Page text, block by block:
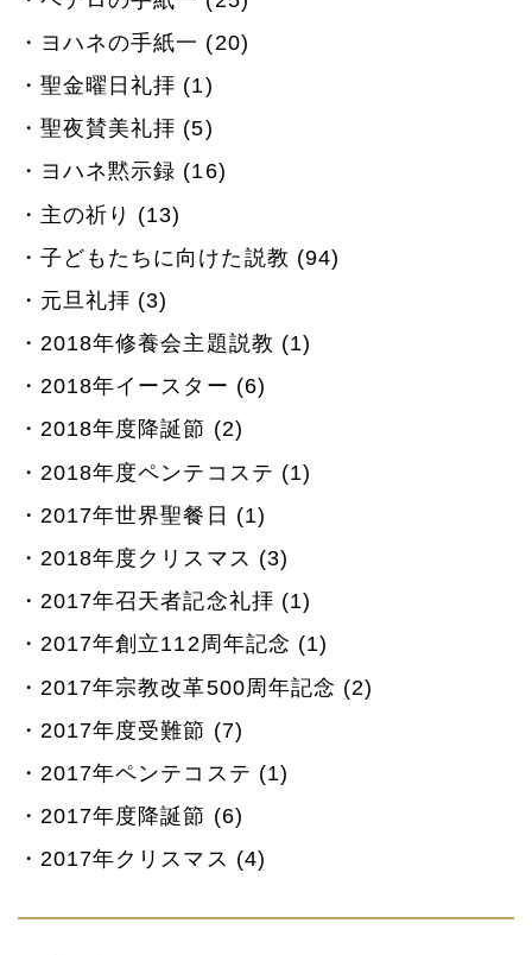
ヨハネの手紙一 (20)
聖金曜日礼拝 (1)
聖夜賛美礼拝 (5)
ヨハネ黙示録 (16)
主の祈り (13)
子どもたちに向けた説教 (94)
元旦礼拝 (3)
2018年修養会主題説教 (1)
2018年イースター (6)
2018年度降誕節 (2)
2018年度ペンテコステ (1)
2017年世界聖餐日 (1)
2018年度クリスマス (3)
2017年召天者記念礼拝 (1)
2017年創立112周年記念 (1)
2017年宗教改革500周年記念 (2)
2017年度受難節 (7)
2017年ペンテコステ (1)
2017年度降誕節 (6)
2017年クリスマス (4)